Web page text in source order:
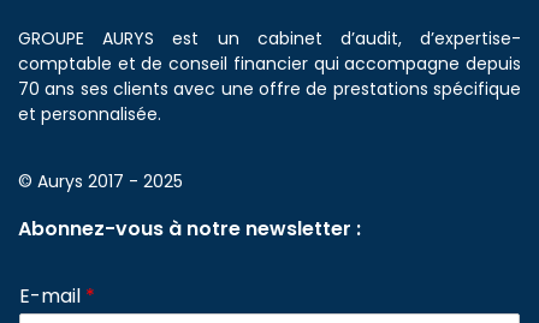
GROUPE AURYS est un cabinet d’audit, d’expertise-
comptable et de conseil financier qui accompagne depuis
70 ans ses clients avec une offre de prestations spécifique
et personnalisée.
© Aurys 2017 - 2025
Abonnez-vous à notre newsletter :
E-mail *